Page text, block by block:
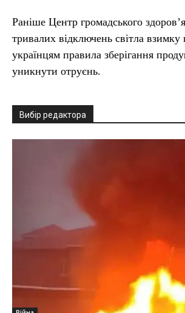
Раніше Центр громадського
тривалих відключень світла взимку
українцям правила зберігання
уникнути отруєнь.
Вибір редактора